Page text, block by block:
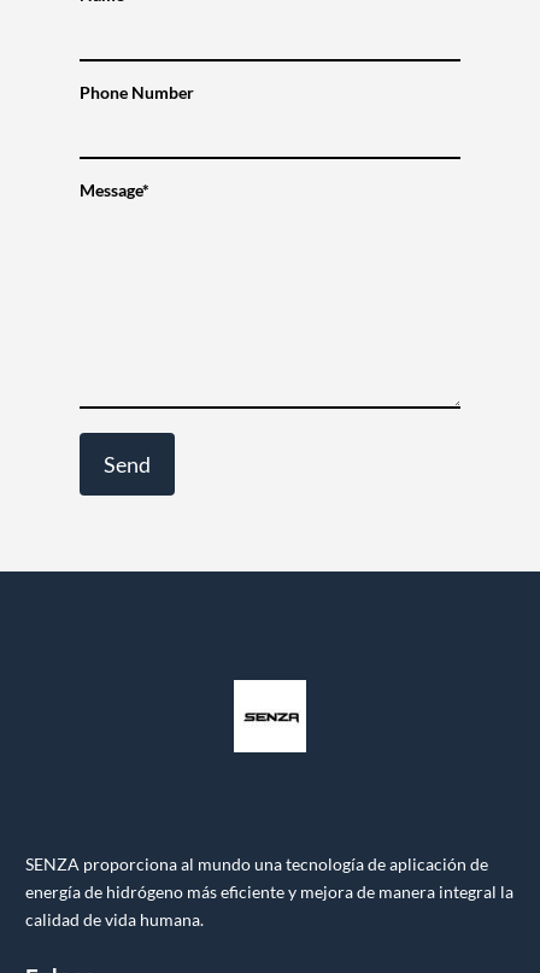
Phone Number
Message*
SENZA proporciona al mundo una tecnología de aplicación de
energía de hidrógeno más eficiente y mejora de manera integral la
calidad de vida humana.